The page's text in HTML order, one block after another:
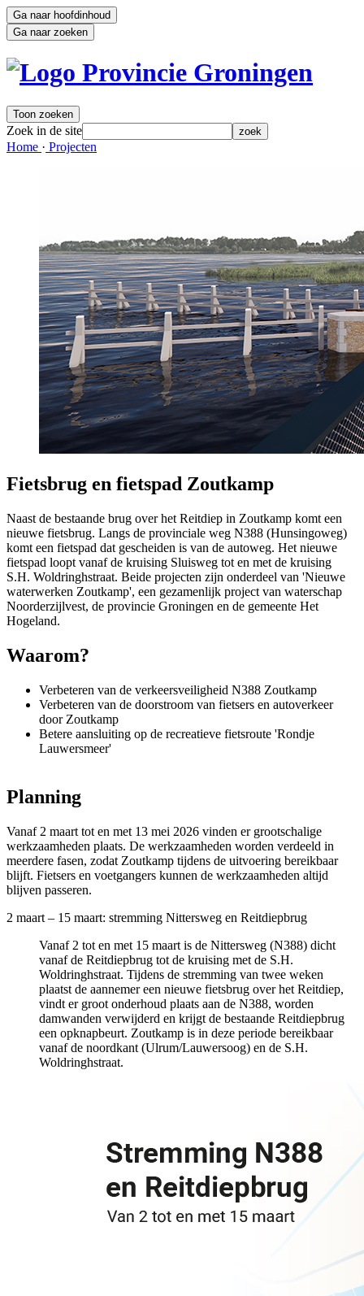
Ga naar hoofdinhoud
Ga naar zoeken
Toon zoeken
Zoek in de site zoek
Home · Projecten
Fietsbrug en fietspad Zoutkamp
Naast de bestaande brug over het Reitdiep in Zoutkamp komt een
nieuwe fietsbrug. Langs de provinciale weg N388 (Hunsingoweg)
komt een fietspad dat gescheiden is van de autoweg. Het nieuwe
fietspad loopt vanaf de kruising Sluisweg tot en met de kruising
S.H. Woldringhstraat. Beide projecten zijn onderdeel van 'Nieuwe
waterwerken Zoutkamp', een gezamenlijk project van waterschap
Noorderzijlvest, de provincie Groningen en de gemeente Het
Hogeland.
Waarom?
Verbeteren van de verkeersveiligheid N388 Zoutkamp
Verbeteren van de doorstroom van fietsers en autoverkeer
door Zoutkamp
Betere aansluiting op de recreatieve fietsroute 'Rondje
Lauwersmeer'
Planning
Vanaf 2 maart tot en met 13 mei 2026 vinden er grootschalige
werkzaamheden plaats. De werkzaamheden worden verdeeld in
meerdere fasen, zodat Zoutkamp tijdens de uitvoering bereikbaar
blijft. Fietsers en voetgangers kunnen de werkzaamheden altijd
blijven passeren.
2 maart – 15 maart: stremming Nittersweg en Reitdiepbrug
Vanaf 2 tot en met 15 maart is de Nittersweg (N388) dicht
vanaf de Reitdiepbrug tot de kruising met de S.H.
Woldringhstraat. Tijdens de stremming van twee weken
plaatst de aannemer een nieuwe fietsbrug over het Reitdiep,
vindt er groot onderhoud plaats aan de N388, worden
damwanden verwijderd en krijgt de bestaande Reitdiepbrug
een opknapbeurt. Zoutkamp is in deze periode bereikbaar
vanaf de noordkant (Ulrum/Lauwersoog) en de S.H.
Woldringhstraat.